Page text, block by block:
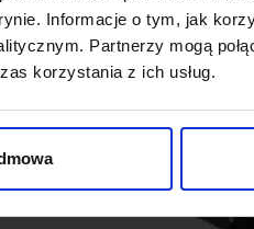
Informacje o tym, jak
Partnerzy mogą
korzystania z ich usług.